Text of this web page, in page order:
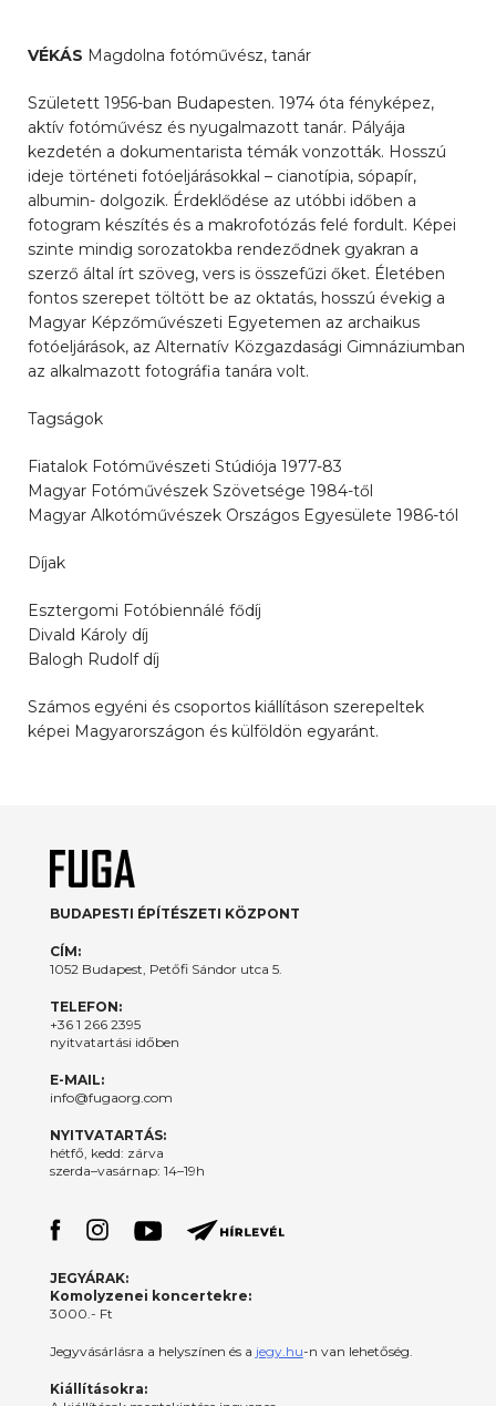
VÉKÁS Magdolna fotóművész, tanár
Született 1956-ban Budapesten. 1974 óta fényképez,
aktív fotóművész és nyugalmazott tanár. Pályája
kezdetén a dokumentarista témák vonzották. Hosszú
ideje történeti fotóeljárásokkal – cianotípia, sópapír,
albumin- dolgozik. Érdeklődése az utóbbi időben a
fotogram készítés és a makrofotózás felé fordult. Képei
szinte mindig sorozatokba rendeződnek gyakran a
szerző által írt szöveg, vers is összefűzi őket. Életében
fontos szerepet töltött be az oktatás, hosszú évekig a
Magyar Képzőművészeti Egyetemen az archaikus
fotóeljárások, az Alternatív Közgazdasági Gimnáziumban
az alkalmazott fotográfia tanára volt.
Tagságok
Fiatalok Fotóművészeti Stúdiója 1977-83
Magyar Fotóművészek Szövetsége 1984-től
Magyar Alkotóművészek Országos Egyesülete 1986-tól
Díjak
Esztergomi Fotóbiennálé fődíj
Divald Károly díj
Balogh Rudolf díj
Számos egyéni és csoportos kiállításon szerepeltek
képei Magyarországon és külföldön egyaránt.
BUDAPESTI ÉPÍTÉSZETI KÖZPONT
CÍM:
1052 Budapest, Petőfi Sándor utca 5.
TELEFON:
+36 1 266 2395
nyitvatartási időben
E-MAIL:
info@fugaorg.com
NYITVATARTÁS:
hétfő, kedd: zárva
szerda–vasárnap: 14–19h
JEGYÁRAK:
Komolyzenei koncertekre:
3000.- Ft
Jegyvásárlásra a helyszínen és a jegy.hu-n van lehetőség.
Kiállításokra: